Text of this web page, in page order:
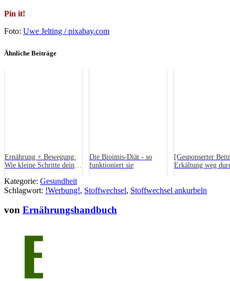
Pin it!
Foto: Uwe Jelting / pixabay.com
Ähnliche Beiträge
Ernährung + Bewegung:
Wie kleine Schritte deine
stärken
Die Bioimis-Diät - so
funktioniert sie
[Gesponserter
Erkältung weg
Kategorie: Gesundheit
Schlagwort: !Werbung!, Stoffwechsel, Stoffwechsel ankurbeln
von Ernährungshandbuch